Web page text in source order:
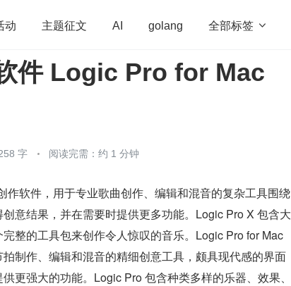
动 主题征文 AI golang 全部标签 
算法 学习方法 Web3.0 高效工作
件 Logic Pro for Mac
字 阅读完需：约 1 分钟
作软件，用于专业歌曲创作、编辑和混音的复杂工具围绕
意结果，并在需要时提供更多功能。Logic Pro X 包含大
整的工具包来创作令人惊叹的音乐。Logic Pro for Mac
制作、编辑和混音的精细创意工具，颇具现代感的界面
更强大的功能。Logic Pro 包含种类多样的乐器、效果、